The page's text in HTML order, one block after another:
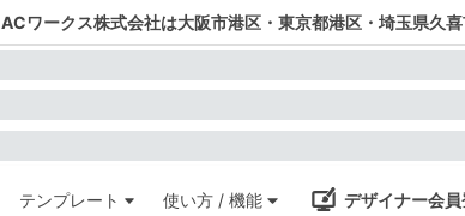
ACワークス株式会社は大阪市港区・東京都港区・埼玉県久
テンプレート 使い方 / 機能 デザイナー会